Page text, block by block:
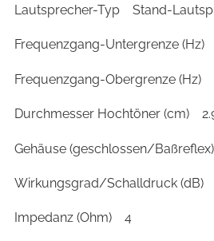
Lautsprecher-Typ Stand-
Frequenzgang-Untergrenze (Hz)
Frequenzgang-Obergrenze (Hz)
Durchmesser Hochtöner (cm)
Gehäuse (geschlossen/Baßreflex)
Wirkungsgrad/Schalldruck (dB)
Impedanz (Ohm) 4